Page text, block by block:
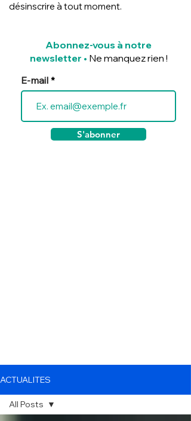
désinscrire à tout moment.
Abonnez-vous à notre
newsletter • Ne manquez rien !
E-mail
S'abonner
ACTUALITES
All Posts